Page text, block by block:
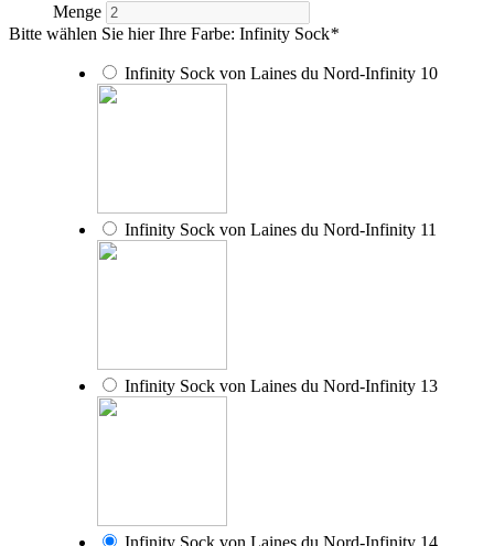
Menge
Bitte wählen Sie hier Ihre Farbe: Infinity Sock*
Infinity Sock von Laines du Nord-Infinity 10
Infinity Sock von Laines du Nord-Infinity 11
Infinity Sock von Laines du Nord-Infinity 13
Infinity Sock von Laines du Nord-Infinity 14